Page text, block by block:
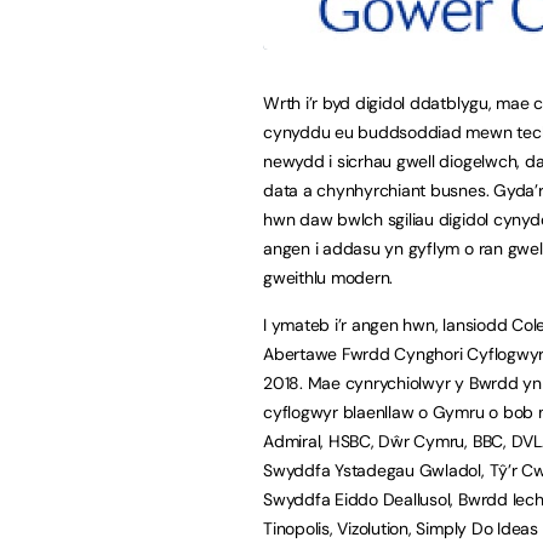
Wrth i’r byd digidol ddatblygu, mae
cynyddu eu buddsoddiad mewn
newydd i sicrhau gwell diogelwch,
data a chynhyrchiant busnes.
hwn daw bwlch sgiliau digidol
angen i addasu yn gyflym o ran
gweithlu modern.
I ymateb i’r angen hwn, lansiodd
Abertawe Fwrdd Cynghori
2018. Mae cynrychiolwyr y Bwrdd
cyflogwyr blaenllaw o Gymru o bob
Admiral, HSBC, Dŵr Cymru, BBC,
Swyddfa Ystadegau Gwladol, Tŷ’r
Swyddfa Eiddo Deallusol, Bwrdd
Tinopolis, Vizolution, Simply Do Ideas